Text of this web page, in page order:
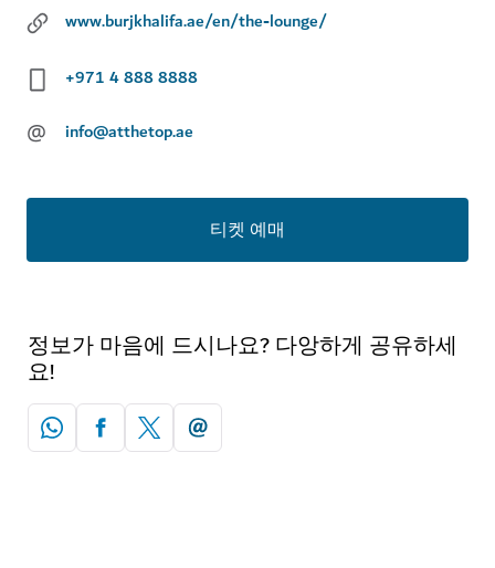
www.burjkhalifa.ae/en/the-lounge/
+971 4 888 8888
@ info@atthetop.ae
티켓 예매
정보가 마음에 드시나요? 다앙하게 공유하세
요!